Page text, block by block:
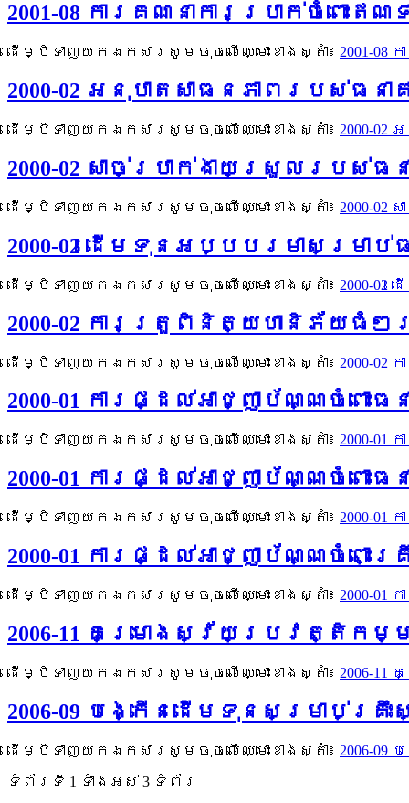
2001-08 ការគណនាការប្រាក់ចំព
ដើម្បីទាញយកឯកសារសូមចុចលើឈ្មោះខាងស្តាំ៖ 2001-
2000-02 អនុបាតសាធនភាពរបស់ធន
ដើម្បីទាញយកឯកសារសូមចុចលើឈ្មោះខាងស្តាំ៖ 2000-
2000-02 សាច់ប្រាក់ងាយស្រួលរប
ដើម្បីទាញយកឯកសារសូមចុចលើឈ្មោះខាងស្តាំ៖ 2000-
2000-02 ដើមទុនអប្បបរមាសម្រ
ដើម្បីទាញយកឯកសារសូមចុចលើឈ្មោះខាងស្តាំ៖ 2000-
2000-02 ការត្រួពិនិត្យហានិភ័យធំ
ដើម្បីទាញយកឯកសារសូមចុចលើឈ្មោះខាងស្តាំ៖ 2000-
2000-01 ការផ្ដល់អាជ្ញាប័ណ្ណចំព
ដើម្បីទាញយកឯកសារសូមចុចលើឈ្មោះខាងស្តាំ៖ 2000-
2000-01 ការផ្ដល់អាជ្ញាប័ណ្ណចំពោ
ដើម្បីទាញយកឯកសារសូមចុចលើឈ្មោះខាងស្តាំ៖ 2000-
2000-01 ការផ្ដល់អាជ្ញាប័ណ្ណចំព
ដើម្បីទាញយកឯកសារសូមចុចលើឈ្មោះខាងស្តាំ៖ 2000-
2006-11 គម្រោងស្វ័យប្រវត្តិកម្
ដើម្បីទាញយកឯកសារសូមចុចលើឈ្មោះខាងស្តាំ៖ 2006-
2006-09 បង្កើនដើមទុនសម្រាប់
ដើម្បីទាញយកឯកសារសូមចុចលើឈ្មោះខាងស្តាំ៖ 2006-
ទំព័រ​ទី 1 ​ទាំងអស់ 3 ទំព័រ